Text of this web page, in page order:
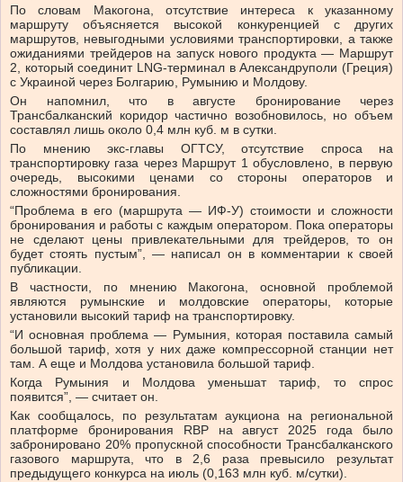
По словам Макогона, отсутствие интереса к указанному
маршруту объясняется высокой конкуренцией с других
маршрутов, невыгодными условиями транспортировки, а также
ожиданиями трейдеров на запуск нового продукта — Маршрут
2, который соединит LNG-терминал в Александруполи (Греция)
с Украиной через Болгарию, Румынию и Молдову.
Он напомнил, что в августе бронирование через
Трансбалканский коридор частично возобновилось, но объем
составлял лишь около 0,4 млн куб. м в сутки.
По мнению экс-главы ОГТСУ, отсутствие спроса на
транспортировку газа через Маршрут 1 обусловлено, в первую
очередь, высокими ценами со стороны операторов и
сложностями бронирования.
“Проблема в его (маршрута — ИФ-У) стоимости и сложности
бронирования и работы с каждым оператором. Пока операторы
не сделают цены привлекательными для трейдеров, то он
будет стоять пустым”, — написал он в комментарии к своей
публикации.
В частности, по мнению Макогона, основной проблемой
являются румынские и молдовские операторы, которые
установили высокий тариф на транспортировку.
“И основная проблема — Румыния, которая поставила самый
большой тариф, хотя у них даже компрессорной станции нет
там. А еще и Молдова установила большой тариф.
Когда Румыния и Молдова уменьшат тариф, то спрос
появится”, — считает он.
Как сообщалось, по результатам аукциона на региональной
платформе бронирования RBP на август 2025 года было
забронировано 20% пропускной способности Трансбалканского
газового маршрута, что в 2,6 раза превысило результат
предыдущего конкурса на июль (0,163 млн куб. м/сутки).